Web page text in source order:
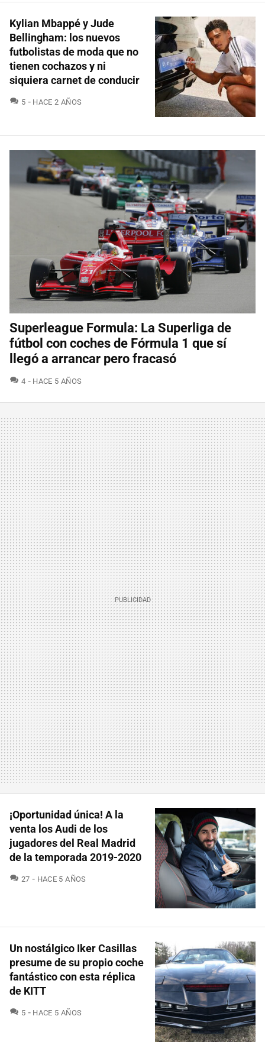
Kylian Mbappé y Jude
Bellingham: los nuevos
futbolistas de moda que no
tienen cochazos y ni
siquiera carnet de conducir
5 COMENTARIOS
HACE 2 AÑOS
Superleague Formula: La Superliga de
fútbol con coches de Fórmula 1 que sí
llegó a arrancar pero fracasó
4 COMENTARIOS
HACE 5 AÑOS
¡Oportunidad única! A la
venta los Audi de los
jugadores del Real Madrid
de la temporada 2019-2020
27 COMENTARIOS
HACE 5 AÑOS
Un nostálgico Iker Casillas
presume de su propio coche
fantástico con esta réplica
de KITT
5 COMENTARIOS
HACE 5 AÑOS